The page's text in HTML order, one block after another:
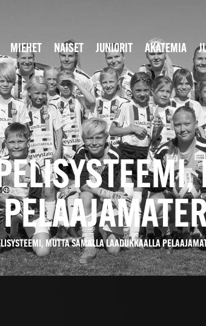
MIEHET NAISET JUNIORIT AKATEMIA
MUTTA SAMALLA LAADUKKAALLA